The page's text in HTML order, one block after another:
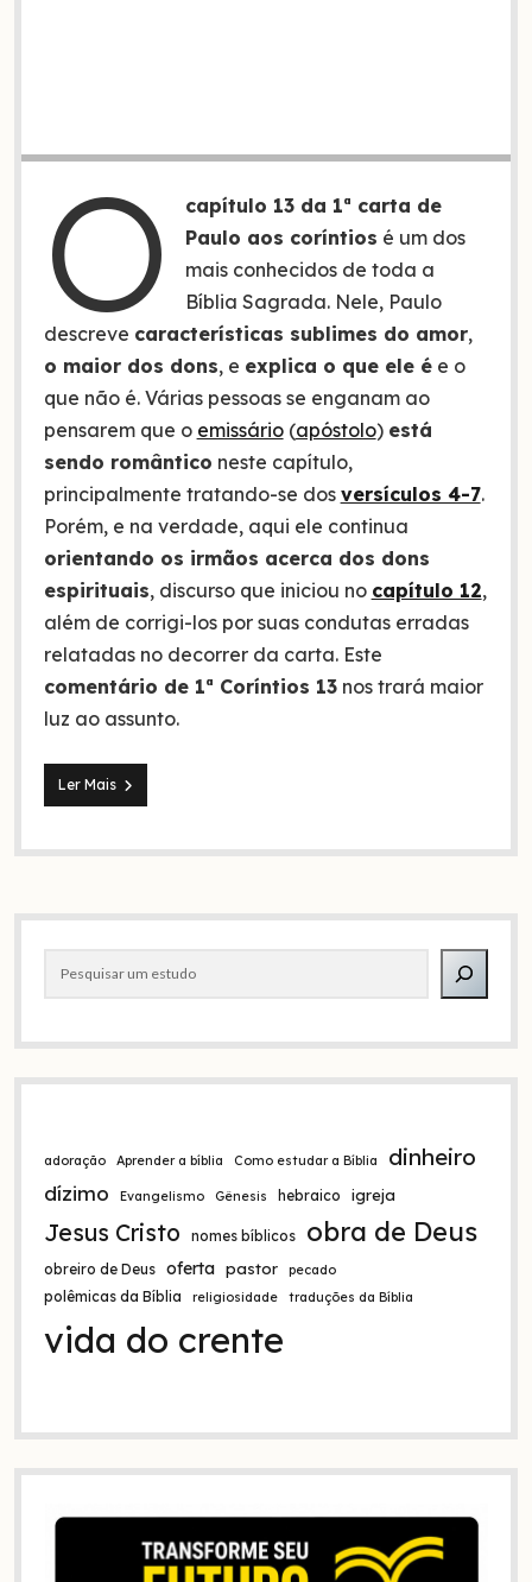
O
capítulo 13 da 1ª carta de
Paulo aos coríntios é um dos
mais conhecidos de toda a
Bíblia Sagrada. Nele, Paulo
descreve características sublimes do amor,
o maior dos dons, e explica o que ele ée o
que não é. Várias pessoas se enganam ao
pensarem que o emissário(apóstolo) está
sendo romântico neste capítulo,
principalmente tratando-se dos versículos 4-7.
Porém, e na verdade, aqui ele continua
orientando os irmãos acerca dos dons
espirituais, discurso que iniciou no capítulo 12,
além de corrigi-los por suas condutas erradas
relatadas no decorrer da carta. Este
comentário de 1ª Coríntios 13nos trará maior
luz ao assunto.
Ler Mais1ª
Coríntios
o
e
explicação
Barra
lateral
adoração Aprender a bíblia Como estudar a Bíblia dinheiro
dízimo Evangelismo Gênesis hebraico igreja
Jesus Cristo nomes bíblicos obra de Deus
obreiro de Deus oferta pastor pecado
polêmicas da Bíblia religiosidade traduções da Bíblia
vida do crente